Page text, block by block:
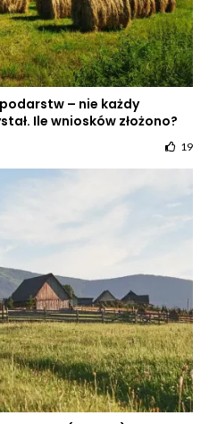
– nie każdy
Ile wniosków złożono?
19